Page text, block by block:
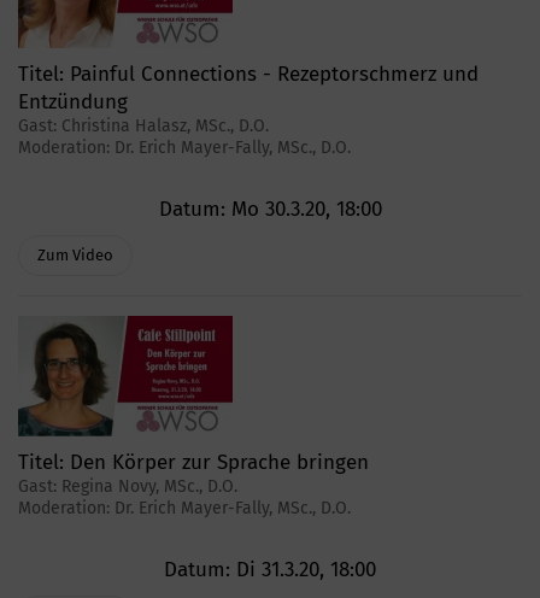
Titel: Painful Connections - Rezeptorschmerz und
Entzündung
Gast: Christina Halasz, MSc., D.O.
Moderation: Dr. Erich Mayer-Fally, MSc., D.O.
Datum: Mo 30.3.20, 18:00
Zum Video
Titel: Den Körper zur Sprache bringen
Gast: Regina Novy, MSc., D.O.
Moderation: Dr. Erich Mayer-Fally, MSc., D.O.
Datum: Di 31.3.20, 18:00